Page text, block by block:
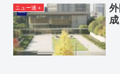
ニュー速＋